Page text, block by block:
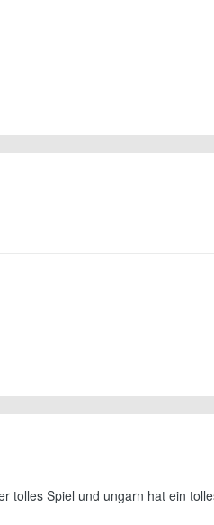
tolles Spiel und ungarn hat ein